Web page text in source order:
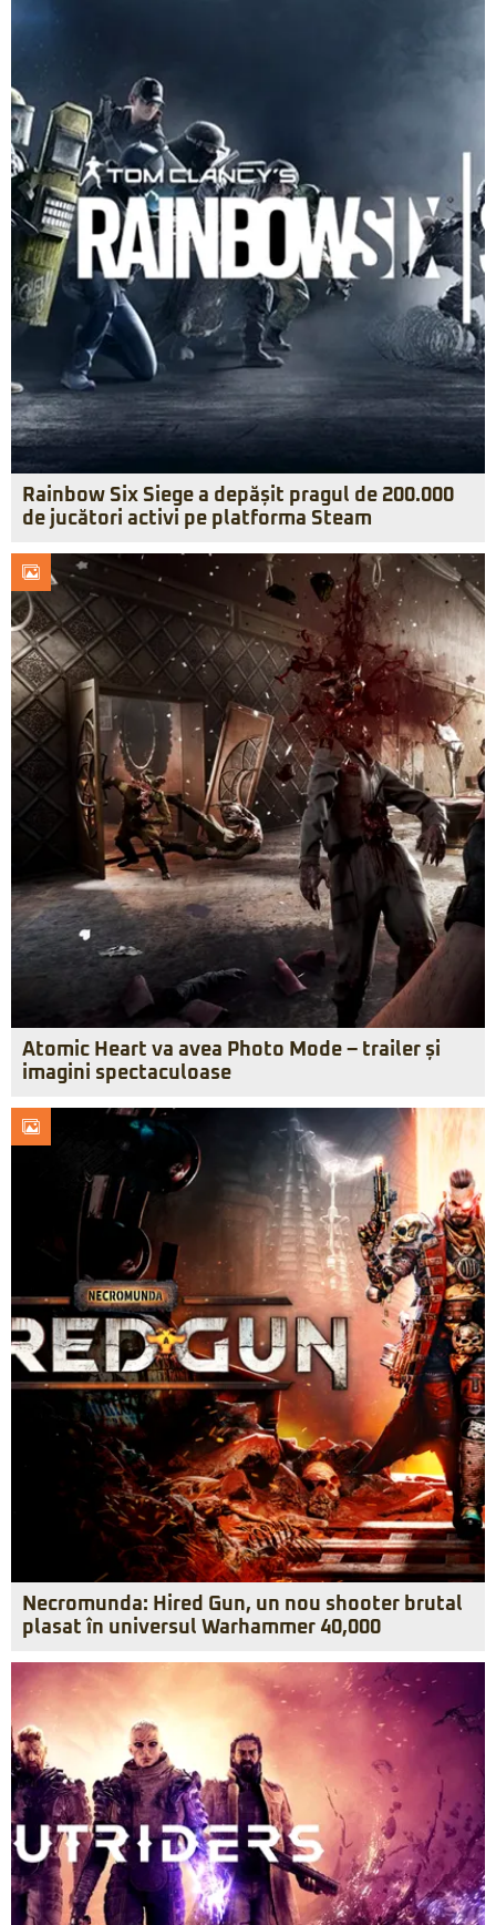
Rainbow Six Siege a depășit pragul de 200.000
de jucători activi pe platforma Steam
Atomic Heart va avea Photo Mode – trailer și
imagini spectaculoase
Necromunda: Hired Gun, un nou shooter brutal
plasat în universul Warhammer 40,000